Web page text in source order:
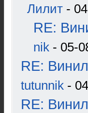
Лилит -
RE:
nik - 05-
RE:
tutunnik -
RE: